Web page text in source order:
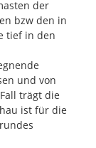
der
bzw den in
tief in den
und von
trägt die
ist für die